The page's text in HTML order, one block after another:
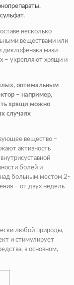
несколько
веществами или
диклофенака мази-
– укрепляют хрящи и
оптимальным
– например,
хрящи можно
случаях
вещество –
активность
болей и
над больным местом 2-
– от двух недель
любой природы,
и стимулирует
в основном,